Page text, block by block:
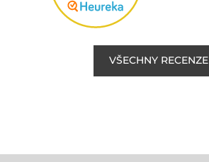
VŠECHNY RECENZE